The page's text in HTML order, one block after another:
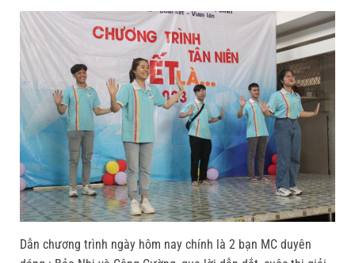
Dẫn chương trình ngày hôm nay chính là 2 bạn MC duyên